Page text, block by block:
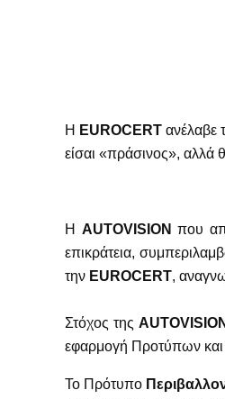
Η EUROCERT ανέλαβε
είσαι «πράσινος», αλλά
H ΑUTOVISION που
επικράτεια,
την EUROCERT,
Στόχος της
εφαρμογή Προτύπων και
Το Πρότυπο